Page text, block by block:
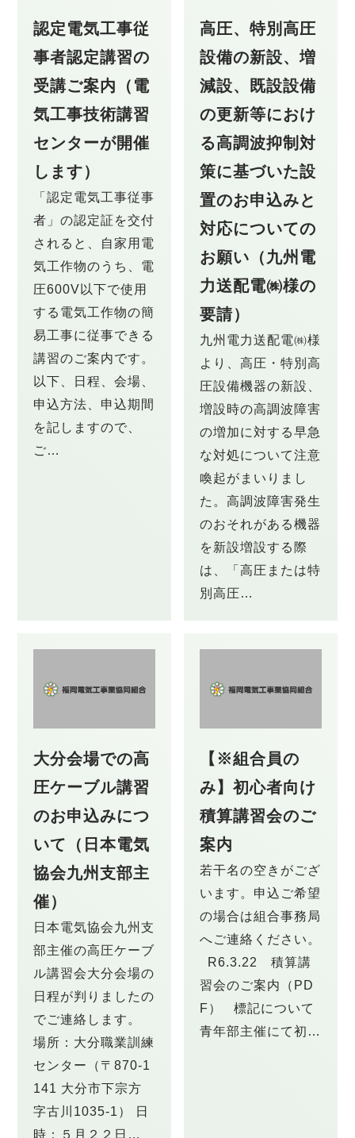
認定電気工事従
事者認定講習の
受講ご案内（電
気工事技術講習
センターが開催
します）
「認定電気工事従事
者」の認定証を交付
されると、自家用電
気工作物のうち、電
圧600V以下で使用
する電気工作物の簡
易工事に従事できる
講習のご案内です。
以下、日程、会場、
申込方法、申込期間
を記しますので、
ご…
高圧、特別高圧
設備の新設、増
減設、既設設備
の更新等におけ
る高調波抑制対
策に基づいた設
置のお申込みと
対応についての
お願い（九州電
力送配電㈱様の
要請）
九州電力送配電㈱様
より、高圧・特別高
圧設備機器の新設、
増設時の高調波障害
の増加に対する早急
な対処について注意
喚起がまいりまし
た。高調波障害発生
のおそれがある機器
を新設増設する際
は、「高圧または特
別高圧…
大分会場での高
圧ケーブル講習
のお申込みにつ
いて（日本電気
協会九州支部主
催）
日本電気協会九州支
部主催の高圧ケーブ
ル講習会大分会場の
日程が判りましたの
でご連絡します。
場所：大分職業訓練
センター（〒870-1
141 大分市下宗方
字古川1035-1） 日
時：５月２２日…
【※組合員の
み】初心者向け
積算講習会のご
案内
若干名の空きがござ
います。申込ご希望
の場合は組合事務局
へご連絡ください。
R6.3.22 積算講
習会のご案内（PD
F） 標記について
青年部主催にて初…